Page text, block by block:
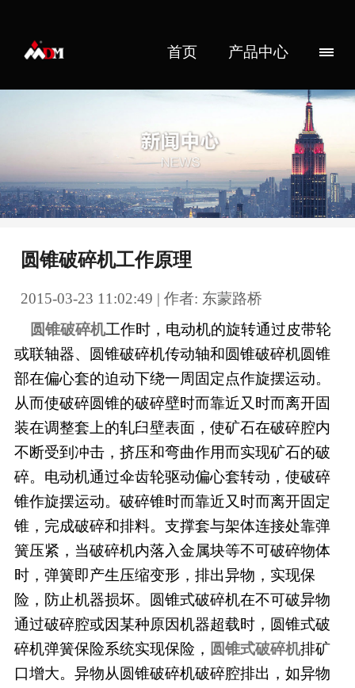
首页 产品中心
圆锥破碎机工作原理
2015-03-23 11:02:49 | 作者: 东蒙路桥
圆锥破碎机工作时，电动机的旋转通过皮带轮
或联轴器、圆锥破碎机传动轴和圆锥破碎机圆锥
部在偏心套的迫动下绕一周固定点作旋摆运动。
从而使破碎圆锥的破碎壁时而靠近又时而离开固
装在调整套上的轧臼壁表面，使矿石在破碎腔内
不断受到冲击，挤压和弯曲作用而实现矿石的破
碎。电动机通过伞齿轮驱动偏心套转动，使破碎
锥作旋摆运动。破碎锥时而靠近又时而离开固定
锥，完成破碎和排料。支撑套与架体连接处靠弹
簧压紧，当破碎机内落入金属块等不可破碎物体
时，弹簧即产生压缩变形，排出异物，实现保
险，防止机器损坏。圆锥式破碎机在不可破异物
通过破碎腔或因某种原因机器超载时，圆锥式破
碎机弹簧保险系统实现保险， 圆锥式破碎机排矿
口增大。异物从圆锥破碎机破碎腔排出，如异物